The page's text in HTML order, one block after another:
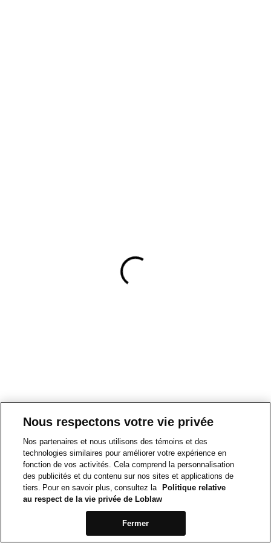
Nous respectons votre vie privée
Nos partenaires et nous utilisons des témoins et des
technologies similaires pour améliorer votre expérience en
fonction de vos activités. Cela comprend la personnalisation
des publicités et du contenu sur nos sites et applications de
tiers. Pour en savoir plus, consultez la
Politique relative
au respect de la vie privée de Loblaw
Fermer